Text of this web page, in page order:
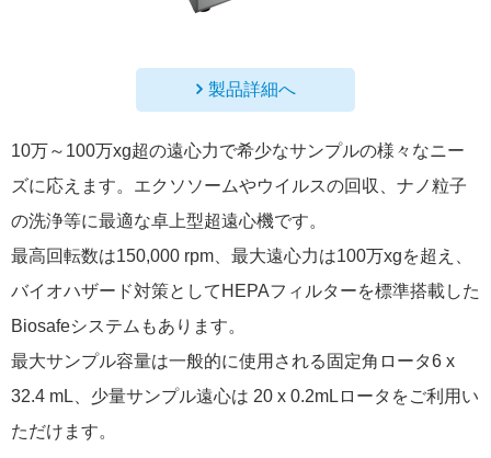
製品詳細へ
10万～100万xg超の遠心力で希少なサンプルの様々なニー
ズに応えます。エクソソームやウイルスの回収、ナノ粒子
の洗浄等に最適な卓上型超遠心機です。
最高回転数は150,000 rpm、最大遠心力は100万xgを超え、
バイオハザード対策としてHEPAフィルターを標準搭載した
Biosafeシステムもあります。
最大サンプル容量は一般的に使用される固定角ロータ6 x
32.4 mL、少量サンプル遠心は 20 x 0.2mLロータをご利用い
ただけます。